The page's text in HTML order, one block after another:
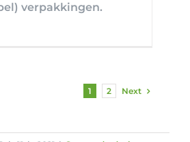
verpakkingen.
1 2 Next